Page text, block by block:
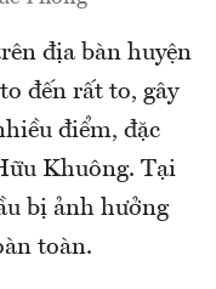
địa bàn huyện
đến rất to, gây
điểm, đặc
Khuông. Tại
bị ảnh hưởng
toàn.